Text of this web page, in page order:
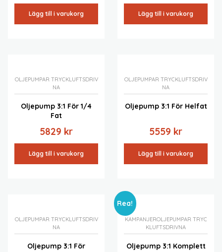
Lägg till i varukorg Lägg till i varukorg
OLJEPUMPAR TRYCKLUFTSDRIV
NA
Oljepump 3:1 För 1/4
Fat
5829 kr
Lägg till i varukorg
OLJEPUMPAR TRYCKLUFTSDRIV
NA
Oljepump 3:1 För Helfat
5559 kr
Lägg till i varukorg
OLJEPUMPAR TRYCKLUFTSDRIV
NA
Oljepump 3:1 För
Rea!
KAMPANJEROLJEPUMPAR TRYC
KLUFTSDRIVNA
Oljepump 3:1 Komplett